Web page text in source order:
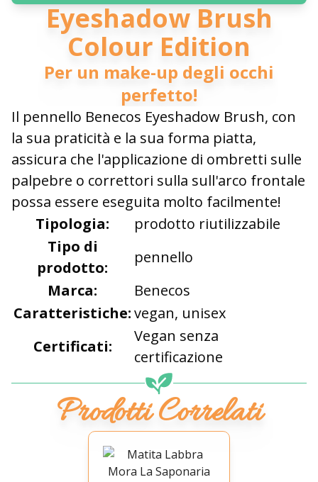
Eyeshadow Brush
Colour Edition
Per un make-up degli occhi
perfetto!
Il pennello Benecos Eyeshadow Brush, con
la sua praticità e la sua forma piatta,
assicura che l'applicazione di ombretti sulle
palpebre o correttori sulla sull'arco frontale
possa essere eseguita molto facilmente!
Tipologia:
prodotto riutilizzabile
Tipo di
prodotto:
pennello
Marca:
Benecos
Caratteristiche:vegan, unisex
Certificati:
Vegan senza
certificazione
Prodotti Correlati